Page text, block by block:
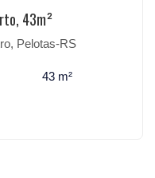
43m²
Pelotas-RS
43 m²